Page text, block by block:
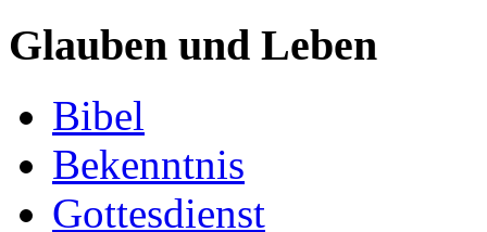
Glauben und Leben
Bibel
Bekenntnis
Gottesdienst